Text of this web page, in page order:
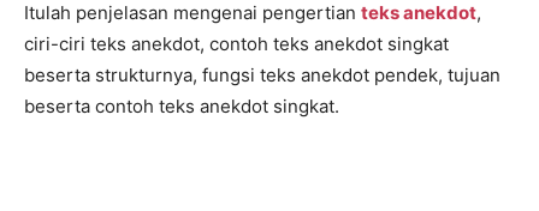
Itulah penjelasan mengenai pengertian teks anekdot,
ciri-ciri teks anekdot, contoh teks anekdot singkat
beserta strukturnya, fungsi teks anekdot pendek, tujuan
beserta contoh teks anekdot singkat.